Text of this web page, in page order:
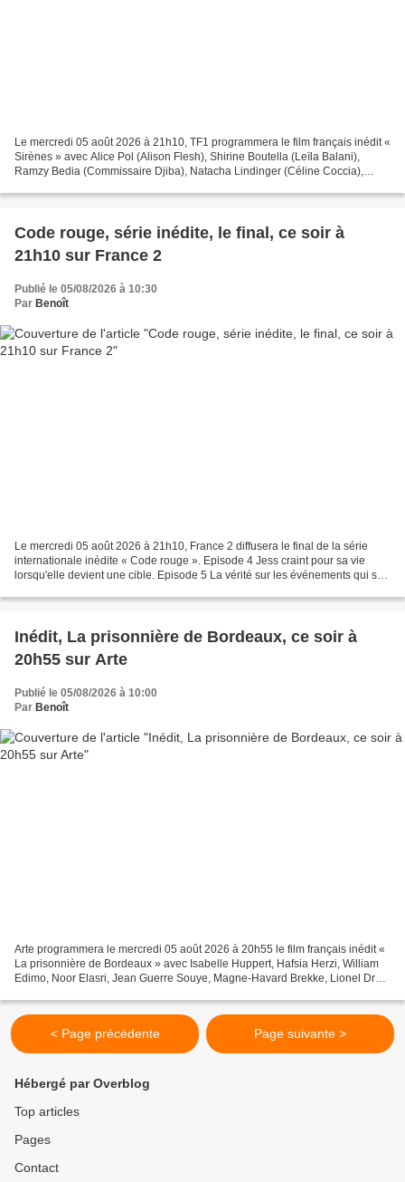
Le mercredi 05 août 2026 à 21h10, TF1 programmera le film français inédit «
Sirènes » avec Alice Pol (Alison Flesh), Shirine Boutella (Leïla Balani),
Ramzy Bedia (Commissaire Djiba), Natacha Lindinger (Céline Coccia),
Code rouge, série inédite, le final, ce soir à
21h10 sur France 2
Publié le 05/08/2026 à 10:30
Par Benoît
Le mercredi 05 août 2026 à 21h10, France 2 diffusera le final de la série
internationale inédite « Code rouge ». Episode 4 Jess craint pour sa vie
lorsqu'elle devient une cible. Episode 5 La vérité sur les événements qui se
Inédit, La prisonnière de Bordeaux, ce soir à
20h55 sur Arte
Publié le 05/08/2026 à 10:00
Par Benoît
Arte programmera le mercredi 05 août 2026 à 20h55 le film français inédit «
La prisonnière de Bordeaux » avec Isabelle Huppert, Hafsia Herzi, William
Edimo, Noor Elasri, Jean Guerre Souye, Magne-Havard Brekke, Lionel Dray.
< Page précédente Page suivante >
Hébergé par Overblog
Top articles
Pages
Contact